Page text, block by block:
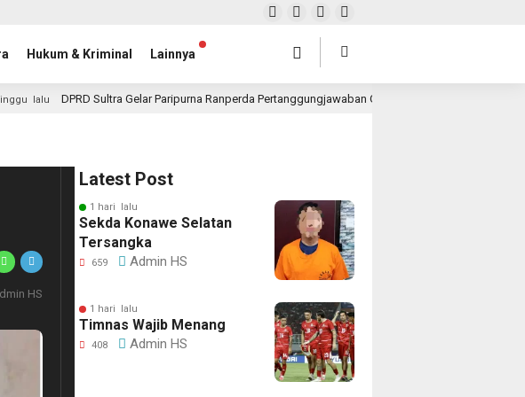
Hukum & Kriminal Lainnya
lalu DPRD Sultra Gelar Paripurna Ranperda Pertanggungjawaban Gubernur 2025, Realisasi
HS
Latest Post
1 hari lalu
Sekda Konawe Selatan
Tersangka
659 Admin HS
1 hari lalu
Timnas Wajib Menang
408 Admin HS